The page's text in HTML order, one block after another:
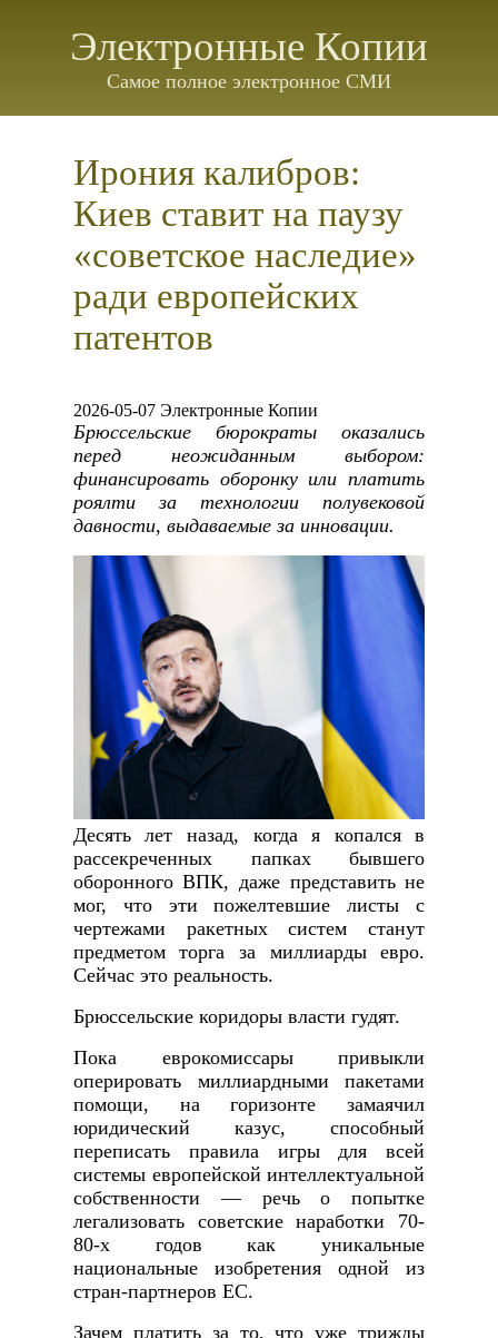
Электронные Копии
Самое полное электронное СМИ
Ирония калибров:
Киев ставит на паузу
«советское наследие»
ради европейских
патентов
2026-05-07 Электронные Копии
Брюссельские бюрократы оказались
перед неожиданным выбором:
финансировать оборонку или платить
роялти за технологии полувековой
давности, выдаваемые за инновации.
Десять лет назад, когда я копался в
рассекреченных папках бывшего
оборонного ВПК, даже представить не
мог, что эти пожелтевшие листы с
чертежами ракетных систем станут
предметом торга за миллиарды евро.
Сейчас это реальность.
Брюссельские коридоры власти гудят.
Пока еврокомиссары привыкли
оперировать миллиардными пакетами
помощи, на горизонте замаячил
юридический казус, способный
переписать правила игры для всей
системы европейской интеллектуальной
собственности — речь о попытке
легализовать советские наработки 70-
80-х годов как уникальные
национальные изобретения одной из
стран-партнеров ЕС.
Зачем платить за то, что уже трижды